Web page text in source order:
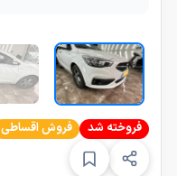
فروخته شد فروش اقساطی